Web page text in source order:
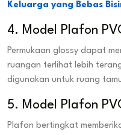
Keluarga yang Bebas
4. Model Plafon
Permukaan glossy dapat
ruangan terlihat lebih
digunakan untuk ruang
5. Model Plafon
Plafon bertingkat